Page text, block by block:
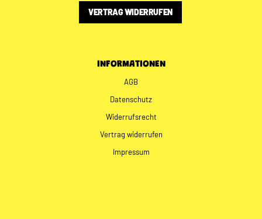
VERTRAG WIDERRUFEN
INFORMATIONEN
AGB
Datenschutz
Widerrufsrecht
Vertrag widerrufen
Impressum